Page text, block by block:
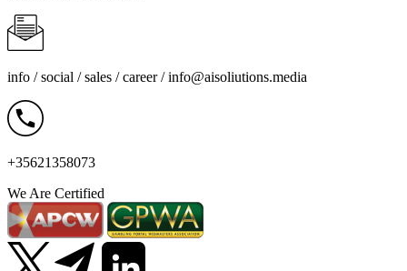
info / social / sales / career /info@aisoliutions.media
+35621358073
We Are Certified